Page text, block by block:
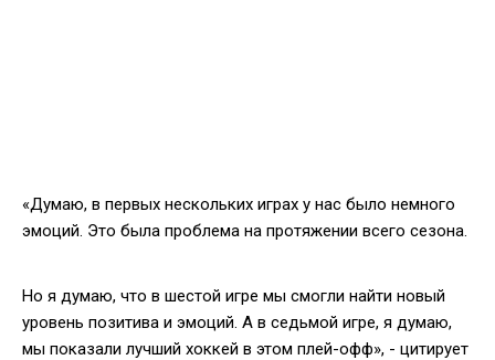
«Думаю, в первых нескольких играх у нас было немного
эмоций. Это была проблема на протяжении всего сезона.
Но я думаю, что в шестой игре мы смогли найти новый
уровень позитива и эмоций. А в седьмой игре, я думаю,
мы показали лучший хоккей в этом плей-офф», - цитирует